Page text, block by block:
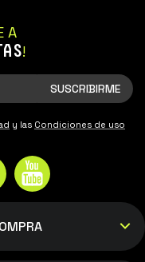
A
!
y las Condiciones de uso